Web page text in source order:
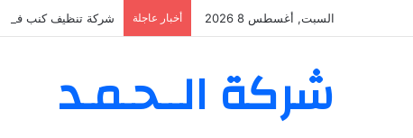
السبت, أغسطس 8 2026 أخبار عاجلة شركة تنظيف كنب في المزهر – دبي
شركة الــحـمـد